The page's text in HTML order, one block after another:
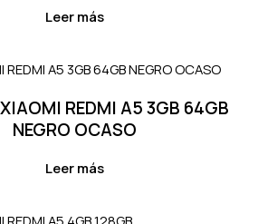
Leer más
REDMI A5 3GB 64GB
NEGRO OCASO
Leer más